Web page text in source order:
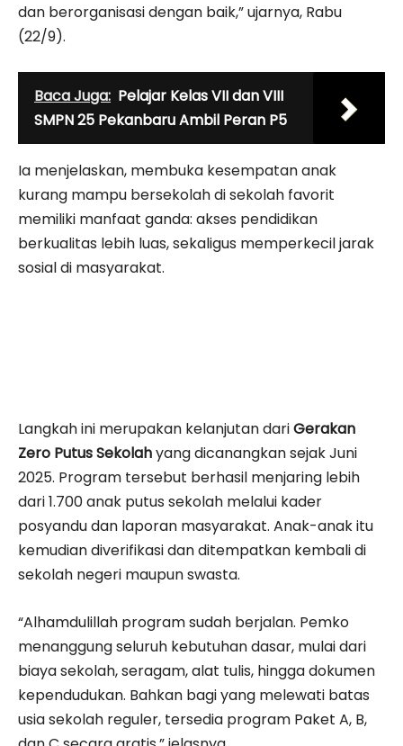
dan berorganisasi dengan baik,” ujarnya, Rabu
(22/9).
Baca Juga: Pelajar Kelas VII dan VIII
SMPN 25 Pekanbaru Ambil Peran P5
Ia menjelaskan, membuka kesempatan anak
kurang mampu bersekolah di sekolah favorit
memiliki manfaat ganda: akses pendidikan
berkualitas lebih luas, sekaligus memperkecil jarak
sosial di masyarakat.
Langkah ini merupakan kelanjutan dariGerakan
Zero Putus Sekolahyang dicanangkan sejak Juni
2025. Program tersebut berhasil menjaring lebih
dari 1.700 anak putus sekolah melalui kader
posyandu dan laporan masyarakat. Anak-anak itu
kemudian diverifikasi dan ditempatkan kembali di
sekolah negeri maupun swasta.
“Alhamdulillah program sudah berjalan. Pemko
menanggung seluruh kebutuhan dasar, mulai dari
biaya sekolah, seragam, alat tulis, hingga dokumen
kependudukan. Bahkan bagi yang melewati batas
usia sekolah reguler, tersedia program Paket A, B,